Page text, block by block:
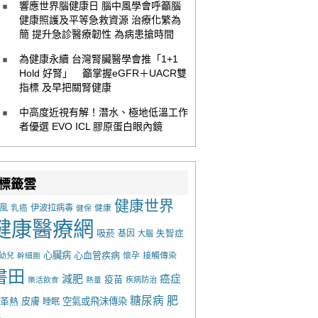
響應世界腦健康日 腦中風學會呼籲腦
健康照護及平等急救資源 治療化繁為
簡 提升急診醫療韌性 為病患搶時間
為健康永續 台灣腎臟醫學會推「1+1
Hold 好腎」 籲掌握eGFR＋UACR雙
指標 及早把關腎健康
中高度近視有解！潛水、極地低溫工作
者優選 EVO ICL 膠原蛋白眼內鏡
籤雲
乳癌 伊波拉病毒 健保 健康 健康世界
康醫療網 吸菸 基因 大腦 失智症
兒 幹細胞 心臟病 心血管疾病 懷孕 接觸傳染
田 樂活飲食 減肥 熱量 疫苗 疾病防治 癌症
熱 皮膚 睡眠 空氣或飛沫傳染 糖尿病 肥